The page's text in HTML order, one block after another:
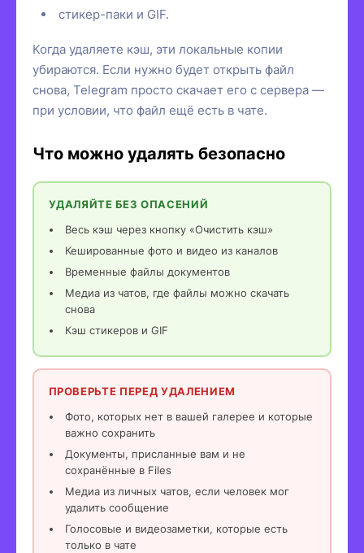
стикер-паки и GIF.
Когда удаляете кэш, эти локальные копии
убираются. Если нужно будет открыть файл
снова, Telegram просто скачает его с сервера —
при условии, что файл ещё есть в чате.
Что можно удалять безопасно
УДАЛЯЙТЕ БЕЗ ОПАСЕНИЙ
Весь кэш через кнопку «Очистить кэш»
Кешированные фото и видео из каналов
Временные файлы документов
Медиа из чатов, где файлы можно скачать
снова
Кэш стикеров и GIF
ПРОВЕРЬТЕ ПЕРЕД УДАЛЕНИЕМ
Фото, которых нет в вашей галерее и которые
важно сохранить
Документы, присланные вам и не
сохранённые в Files
Медиа из личных чатов, если человек мог
удалить сообщение
Голосовые и видеозаметки, которые есть
только в чате